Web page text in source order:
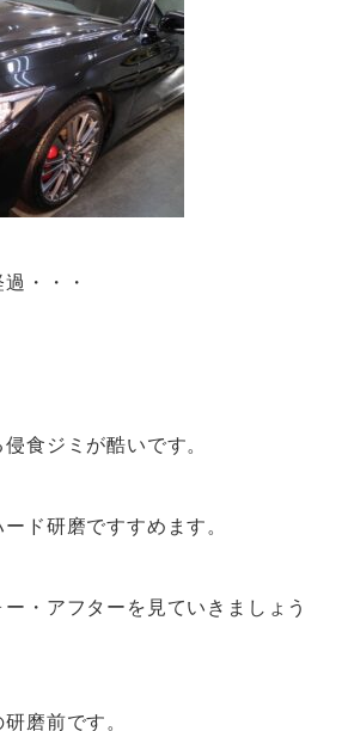
・・・
食ジミが酷いです。
ド研磨ですすめます。
・アフターを見ていきましょう
磨前です。